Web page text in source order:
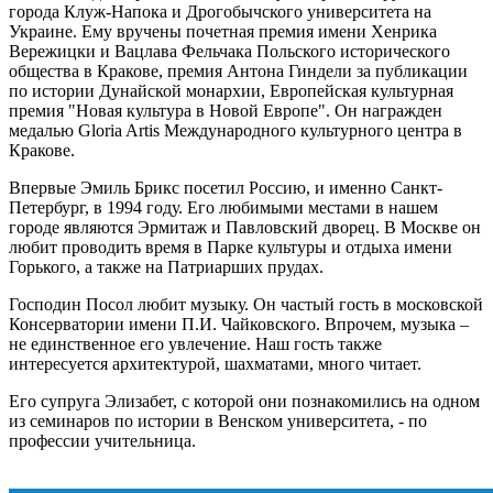
города Клуж-Напока и Дрогобычского университета на
Украине. Ему вручены почетная премия имени Хенрика
Вережицки и Вацлава Фельчака Польского исторического
общества в Кракове, премия Антона Гиндели за публикации
по истории Дунайской монархии, Европейская культурная
премия "Новая культура в Новой Европе". Он награжден
медалью Gloria Artis Международного культурного центра в
Кракове.
Впервые Эмиль Брикс посетил Россию, и именно Санкт-
Петербург, в 1994 году. Его любимыми местами в нашем
городе являются Эрмитаж и Павловский дворец. В Москве он
любит проводить время в Парке культуры и отдыха имени
Горького, а также на Патриарших прудах.
Господин Посол любит музыку. Он частый гость в московской
Консерватории имени П.И. Чайковского. Впрочем, музыка –
не единственное его увлечение. Наш гость также
интересуется архитектурой, шахматами, много читает.
Его супруга Элизабет, с которой они познакомились на одном
из семинаров по истории в Венском университета, - по
профессии учительница.